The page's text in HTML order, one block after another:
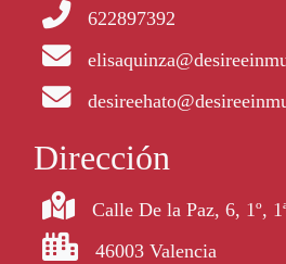
622897392
Dirección
Calle De la Paz, 6, 1º,
46003 Valencia